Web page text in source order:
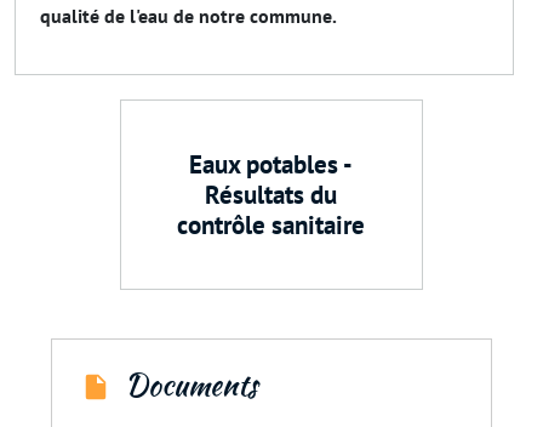
qualité de l'eau de notre commune.
Eaux potables -
Résultats du
contrôle sanitaire
Documents